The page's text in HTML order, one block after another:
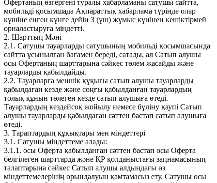
Офертаның өзгергені туралы хабарламаны сатушы сайтта,
мобильді қосымшада Ақпараттық хабарлама түрінде олар
күшіне енген күнге дейін 3 (үш) жұмыс күнінен кешіктірмей
орналастыруға міндетті.
2. Шарттың Мәні
2.1. Сатушы тауарларды сатушының мобильді қосымшасында
сайтта ұсынылған бағамен береді, сатады, ал Сатып алушы
осы Офертаның шарттарына сәйкес төлем жасайды және
тауарларды қабылдайды.
2.2. Тауарларға меншік құқығы сатып алушы тауарларды
қабылдаған кезде және соңғы қабылданған тауарлардың
толық құнын төлеген кезде сатып алушыға өтеді.
Тауарлардың кездейсоқ жойылу немесе бүліну қаупі Сатып
алушы тауарларды қабылдаған сәттен бастап сатып алушыға
өтеді.
3. Тараптардың құқықтары мен міндеттері
3.1. Сатушы міндеттеме алады:
3.1.1. осы Оферта қабылданған сәттен бастап осы Оферта
белгілеген шарттарда және ҚР қолданыстағы заңнамасының
талаптарына сәйкес Сатып алушы алдындағы өз
міндеттемелерінің орындалуын қамтамасыз ету. Сатушы осы